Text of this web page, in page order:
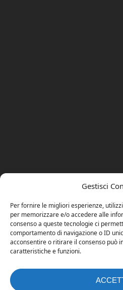
Gestisci
Per fornire le migliori esperienze,
per memorizzare e/o accedere alle
consenso a queste tecnologie ci
comportamento di navigazione o ID
acconsentire o ritirare il consenso può
caratteristiche e funzioni.